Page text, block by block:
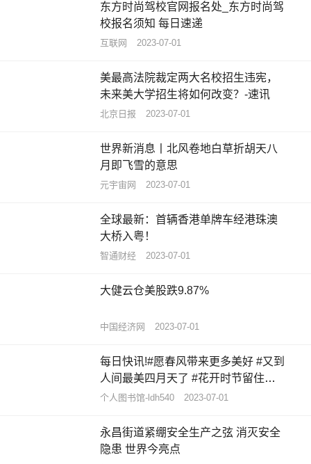
东方时尚驾校官网报名处_东方时尚驾
校报名须知 每日速递
互联网 2023-07-01
美最高法院裁定两大名校招生违宪，
未来美大学招生将如何改变？-速讯
北京日报 2023-07-01
世界新消息丨北风卷地白草折胡天八
月即飞雪的意思
元宇宙网 2023-07-01
全球最新：首辆香港单牌车经港珠澳
大桥入粤！
智通财经 2023-07-01
大健云仓美股跌9.87%
中国经济网 2023-07-01
每日快讯!#愿春风带来更多美好 #又到
人间最美四月天了 #花开时节留住美
好 #春暖花...
个人图书馆-ldh540 2023-07-01
永昌街道紧绷安全生产之弦 消灭安全
隐患 世界今亮点